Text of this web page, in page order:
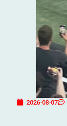
2026-08-07